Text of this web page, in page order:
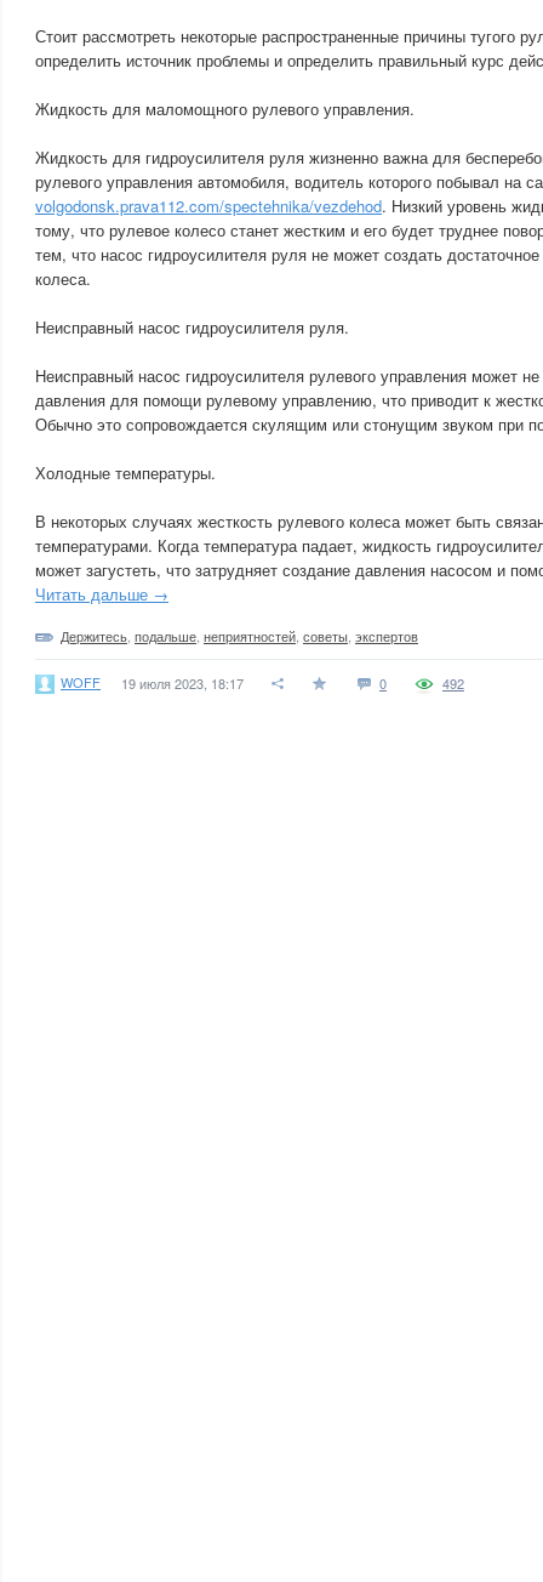
Стоит рассмотреть некоторые распространенные причины тугого
определить источник проблемы и определить правильный курс
Жидкость для маломощного рулевого управления.
Жидкость для гидроусилителя руля жизненно важна для
рулевого управления автомобиля, водитель которого побывал на
volgodonsk.prava112.com/spectehnika/vezdehod. Низкий уровень
тому, что рулевое колесо станет жестким и его будет труднее
тем, что насос гидроусилителя руля не может создать
колеса.
Неисправный насос гидроусилителя руля.
Неисправный насос гидроусилителя рулевого управления может не
давления для помощи рулевому управлению, что приводит к
Обычно это сопровождается скулящим или стонущим звуком при
Холодные температуры.
В некоторых случаях жесткость рулевого колеса может быть
температурами. Когда температура падает, жидкость
может загустеть, что затрудняет создание давления насосом и
Читать дальше →
Держитесь подальше неприятностей советы экспертов
WOFF 19 июля 2023, 18:17 0 492